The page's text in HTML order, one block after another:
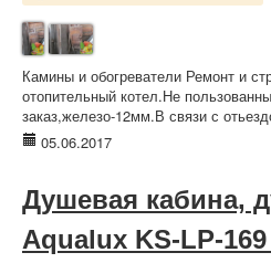
Камины и обогреватели Ремонт и
отопительный котел.Не
заказ,железо-12мм.В связи с
05.06.2017
Душевая кабина,
Aqualux KS-LP-